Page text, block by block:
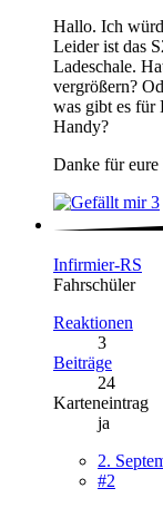
Hallo. Ich
Leider ist das
Ladeschale.
vergrößern?
was gibt es für
Handy?
Danke für
3
Infirmier-RS
Fahrschüler
Reaktionen
3
Beiträge
24
Karteneintrag
ja
2.
#2